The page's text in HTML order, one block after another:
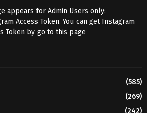
appears for Admin Users only:
Access Token. You can get Instagram
Token by go to this page
(585)
(269)
(242)